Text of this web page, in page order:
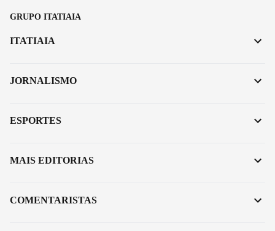
GRUPO ITATIAIA
ITATIAIA
JORNALISMO
ESPORTES
MAIS EDITORIAS
COMENTARISTAS